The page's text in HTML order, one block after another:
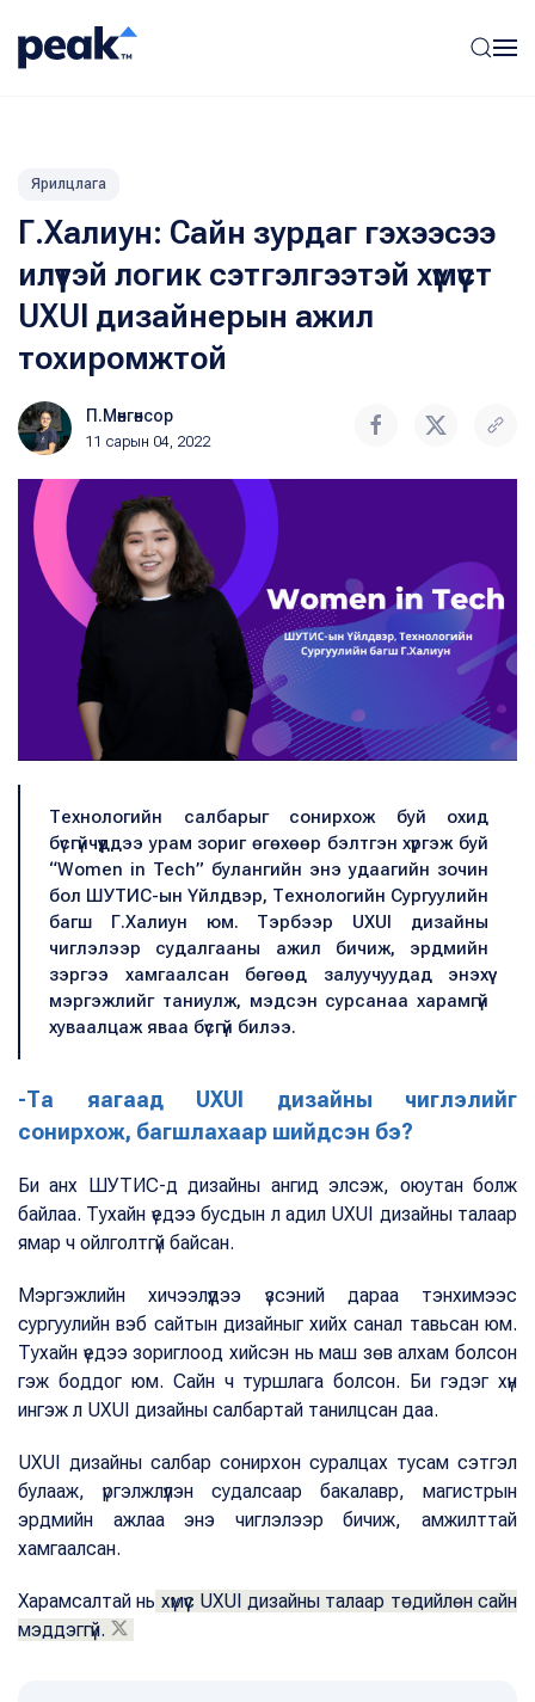
Ярилцлага
Г.Халиун: Сайн зурдаг гэхээсээ
илүүтэй логик сэтгэлгээтэй хүмүүст
UXUI дизайнерын ажил
тохиромжтой
П.Мөнгөнсор
11 сарын 04, 2022
Технологийн салбарыг сонирхож буй охид
бүсгүйчүүддээ урам зориг өгөхөөр бэлтгэн хүргэж буй
“Women in Tech” булангийн энэ удаагийн зочин
бол ШУТИС-ын Үйлдвэр, Технологийн Сургуулийн
багш Г.Халиун юм. Тэрбээр UXUI дизайны
чиглэлээр судалгааны ажил бичиж, эрдмийн
зэргээ хамгаалсан бөгөөд залуучуудад энэхүү
мэргэжлийг таниулж, мэдсэн сурсанаа харамгүй
хуваалцаж яваа бүсгүй билээ.
-Та яагаад UXUI дизайны чиглэлийг
сонирхож, багшлахаар шийдсэн бэ?
Би анх ШУТИС-д дизайны ангид элсэж, оюутан болж
байлаа. Тухайн үедээ бусдын л адил UXUI дизайны талаар
ямар ч ойлголтгүй байсан.
Мэргэжлийн хичээлүүдээ үзсэний дараа тэнхимээс
сургуулийн вэб сайтын дизайныг хийх санал тавьсан юм.
Тухайн үедээ зориглоод хийсэн нь маш зөв алхам болсон
гэж боддог юм. Сайн ч туршлага болсон. Би гэдэг хүн
ингэж л UXUI дизайны салбартай танилцсан даа.
UXUI дизайны салбар сонирхон суралцах тусам сэтгэл
булааж, үргэлжлүүлэн судалсаар бакалавр, магистрын
эрдмийн ажлаа энэ чиглэлээр бичиж, амжилттай
хамгаалсан.
Харамсалтай нь хүмүүс UXUI дизайны талаар төдийлөн сайн
мэддэггүй.